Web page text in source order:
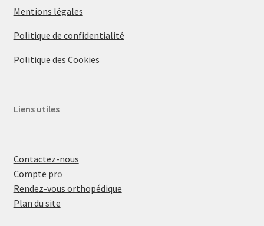
Mentions légales
Politique de confidentialité
Politique des Cookies
Liens utiles
Contactez-nous
Compte pro
Rendez-vous orthopédique
Plan du site